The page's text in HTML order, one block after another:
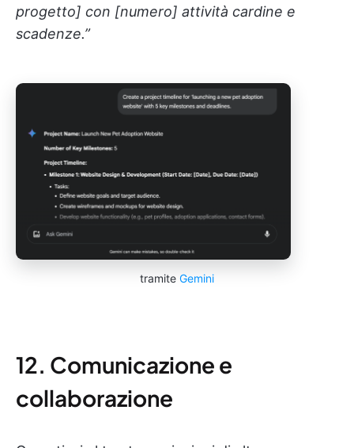
progetto] con [numero] attività cardine e
scadenze.”
tramite Gemini
12. Comunicazione e
collaborazione